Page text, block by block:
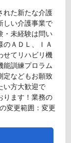
れた新たな介護
しい介護事業で
・未経験は問い
のＡＤＬ、ＩＡ
せてリハビリ機
能訓練プロラム
定などもお願致
い方大歓迎で
ります！業務の
変更範囲：変更